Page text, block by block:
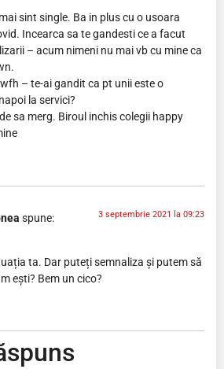
sint single. Ba in plus cu o usoara
Incearca sa te gandesti ce a facut
– acum nimeni nu mai vb cu mine ca
– te-ai gandit ca pt unii este o
la servici?
sa merg. Biroul inchis colegii happy
spune: 3 septembrie 2021 la 09:23
ta. Dar puteți semnaliza și putem să
ești? Bem un cico?